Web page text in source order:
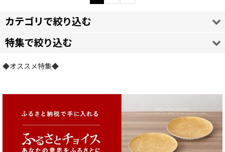
カテゴリで絞り込む
箸置き・スプーンレスト
節句 / 干支/ 四季を彩る小物
茶碗/飯碗
湯呑/コップ/蕎麦猪口
カップ＆ソーサー/マグカップ/フリーカップ
特集で絞り込む
御祝 贈り物 ギフト 内祝 記念品
桃の節句 雛人形 / 端午の節句 兜
アウトレット/オンライン陶器市
◆オススメ特集◆